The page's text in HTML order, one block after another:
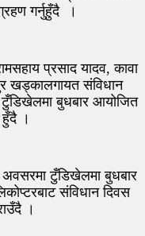
गर्नुहुँदै ।
प्रसाद यादव, कावा
खड्कालगायत संविधान
टुँडिखेलमा बुधबार आयोजित
हुँदै ।
अवसरमा टुँडिखेलमा बुधबार
संविधान दिवस
।